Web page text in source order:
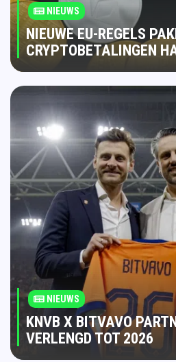
NIEUWS
NIEUWE EU-REGELS
CRYPTOBETALINGEN
NIEUWS
KNVB X BITVAVO
VERLENGD TOT 2026